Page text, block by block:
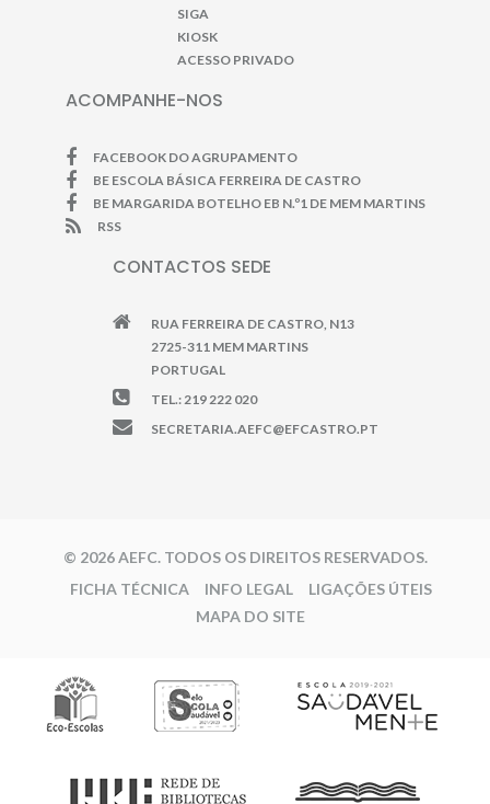
SIGA
KIOSK
ACESSO PRIVADO
ACOMPANHE-NOS
FACEBOOK DO AGRUPAMENTO
BE ESCOLA BÁSICA FERREIRA DE CASTRO
BE MARGARIDA BOTELHO EB N.º1 DE MEM MARTINS
RSS
CONTACTOS SEDE
RUA FERREIRA DE CASTRO, N13
2725-311 MEM MARTINS
PORTUGAL
TEL.: 219 222 020
SECRETARIA.AEFC@EFCASTRO.PT
© 2026 AEFC. TODOS OS DIREITOS RESERVADOS.
FICHA TÉCNICA
INFO LEGAL
LIGAÇÕES ÚTEIS
MAPA DO SITE